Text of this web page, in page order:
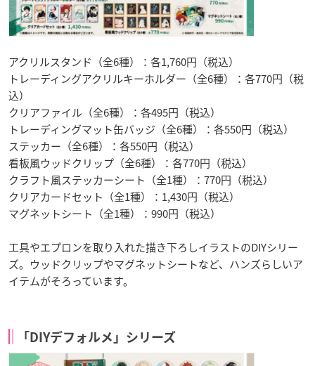
アクリルスタンド（全6種）：各1,760円（税込）
トレーディングアクリルキーホルダー（全6種）：各770円（税
込）
クリアファイル（全6種）：各495円（税込）
トレーディングマット缶バッジ（全6種）：各550円（税込）
ステッカー（全6種）：各550円（税込）
看板風ウッドクリップ（全6種）：各770円（税込）
クラフト風ステッカーシート（全1種）：770円（税込）
クリアカードセット（全1種）：1,430円（税込）
マグネットシート（全1種）：990円（税込）
工具やエプロンを取り入れた描き下ろしイラストのDIYシリー
ズ。ウッドクリップやマグネットシートなど、ハンズらしいア
イテムがそろっています。
「DIYデフォルメ」シリーズ